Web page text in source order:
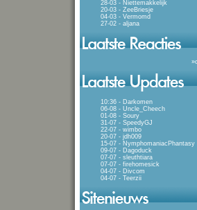
28-03 - Niettemakkelijk
20-03 - ZeeBriesje
04-03 - Vermomd
27-02 - aljana
»
10:36 - Darkomen
06-08 - Uncle_Cheech
01-08 - Soury
31-07 - SpeedyGJ
22-07 - wimbo
20-07 - jdh009
15-07 - NymphomaniacPhantasy
09-07 - Dagoduck
07-07 - sleuthtiara
07-07 - firehomesick
04-07 - Divcom
04-07 - Teerzii